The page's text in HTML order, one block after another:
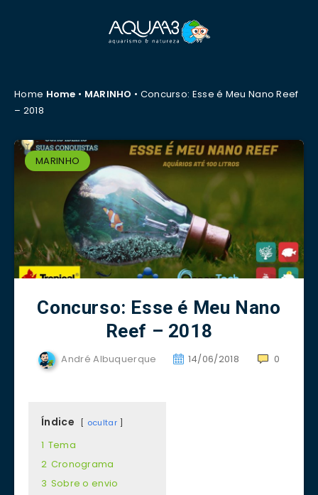
Home Home • MARINHO • Concurso: Esse é Meu Nano Reef
– 2018
MARINHO
Concurso: Esse é Meu Nano
Reef – 2018
André Albuquerque 14/06/2018 0
Índice ocultar
1 Tema
2 Cronograma
3 Sobre o envio